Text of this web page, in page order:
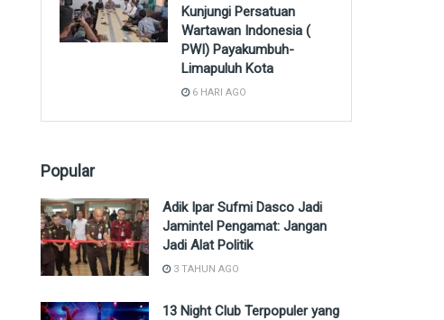
Kunjungi Persatuan
Wartawan Indonesia (
PWI) Payakumbuh-
Limapuluh Kota
6 HARI AGO
Popular
Adik Ipar Sufmi Dasco Jadi
Jamintel Pengamat: Jangan
Jadi Alat Politik
3 TAHUN AGO
13 Night Club Terpopuler yang